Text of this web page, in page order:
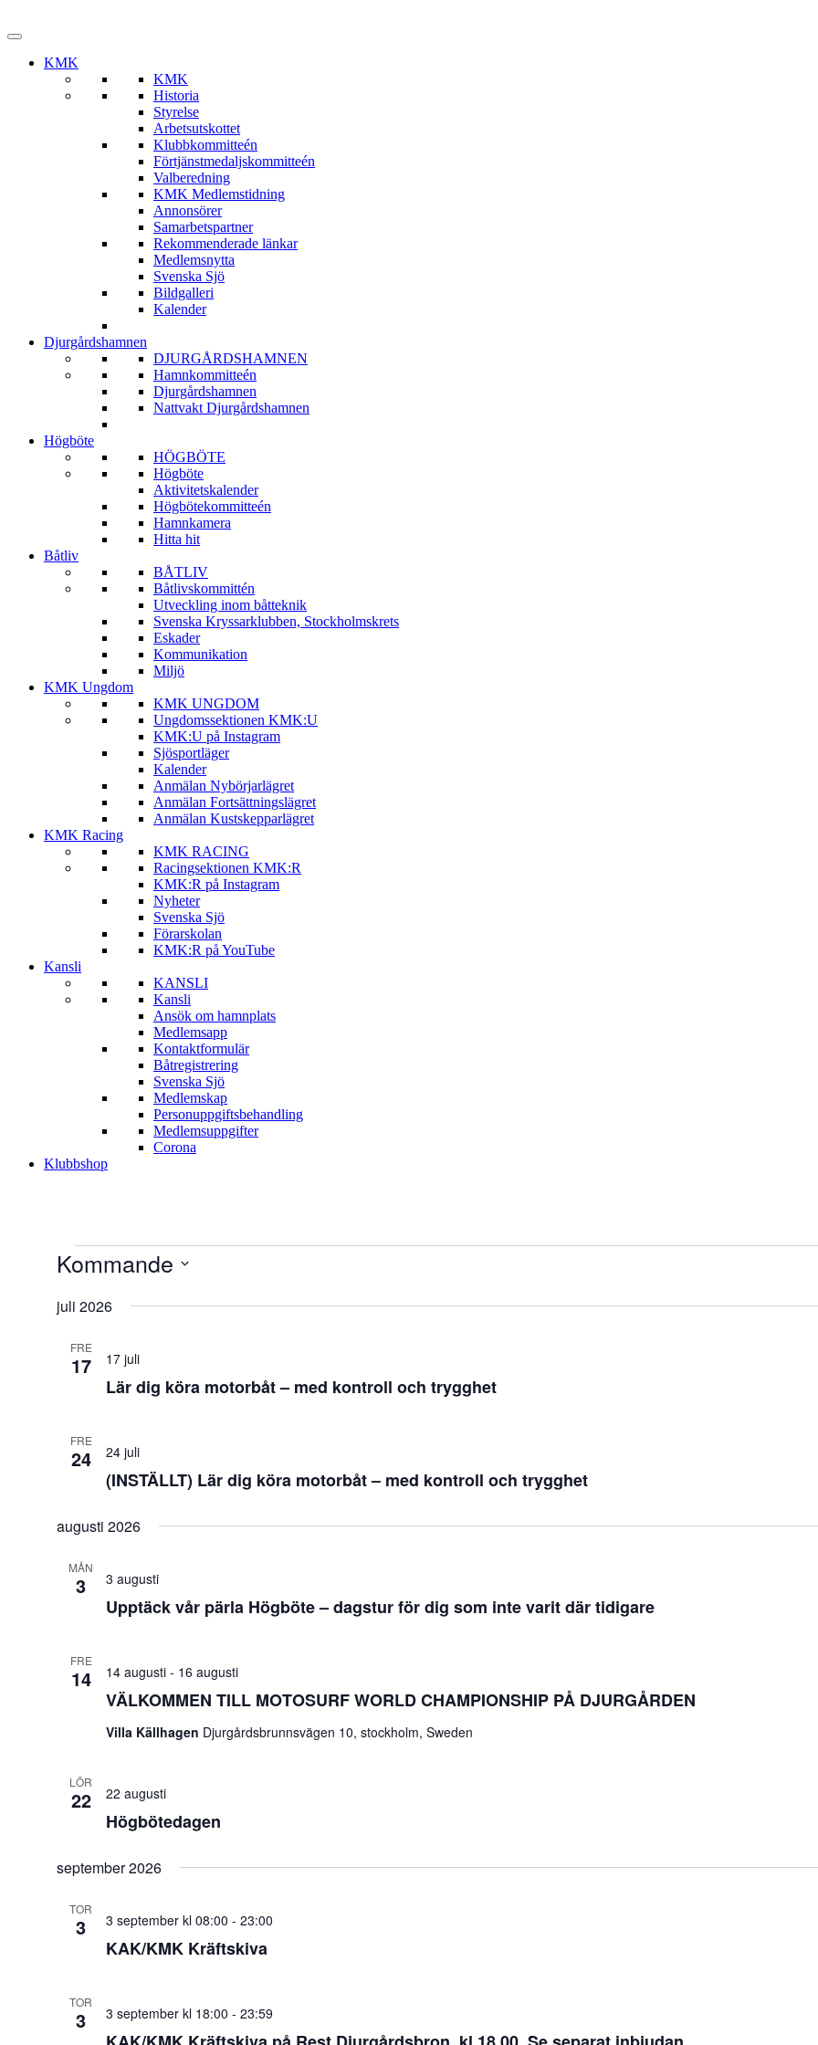
KMK
KMK
Historia
Styrelse
Arbetsutskottet
Klubbkommitteén
Förtjänstmedaljskommitteén
Valberedning
KMK Medlemstidning
Annonsörer
Samarbetspartner
Rekommenderade länkar
Medlemsnytta
Svenska Sjö
Bildgalleri
Kalender
Djurgårdshamnen
DJURGÅRDSHAMNEN
Hamnkommitteén
Djurgårdshamnen
Nattvakt Djurgårdshamnen
Högböte
HÖGBÖTE
Högböte
Aktivitetskalender
Högbötekommitteén
Hamnkamera
Hitta hit
Båtliv
BÅTLIV
Båtlivskommittén
Utveckling inom båtteknik
Svenska Kryssarklubben, Stockholmskrets
Eskader
Kommunikation
Miljö
KMK Ungdom
KMK UNGDOM
Ungdomssektionen KMK:U
KMK:U på Instagram
Sjösportläger
Kalender
Anmälan Nybörjarlägret
Anmälan Fortsättningslägret
Anmälan Kustskepparlägret
KMK Racing
KMK RACING
Racingsektionen KMK:R
KMK:R på Instagram
Nyheter
Svenska Sjö
Förarskolan
KMK:R på YouTube
Kansli
KANSLI
Kansli
Ansök om hamnplats
Medlemsapp
Kontaktformulär
Båtregistrering
Svenska Sjö
Medlemskap
Personuppgiftsbehandling
Medlemsuppgifter
Corona
Klubbshop
Evenemang
Kommande
datum.
juli 2026
FRE
17
Lär dig köra motorbåt – med kontroll och trygghet
17 juli
FRE
24
(INSTÄLLT) Lär dig köra motorbåt – med kontroll och trygghet
24 juli
augusti 2026
MÅN
3
Upptäck vår pärla Högböte – dagstur för dig som inte varit där tidigare
3 augusti
FRE
14
VÄLKOMMEN TILL MOTOSURF WORLD CHAMPIONSHIP PÅ DJURGÅRDEN
14 augusti- 16 augusti
Villa Källhagen Djurgårdsbrunnsvägen 10, stockholm, Sweden
LÖR
22
Högbötedagen
22 augusti
september 2026
TOR
3
KAK/KMK Kräftskiva
3 september kl 08:00 - 23:00
TOR
3 3 september kl 18:00 - 23:59